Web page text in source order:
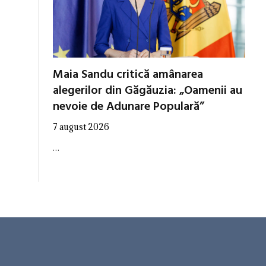
Maia Sandu critică amânarea
alegerilor din Găgăuzia: „Oamenii au
nevoie de Adunare Populară”
7 august 2026
…